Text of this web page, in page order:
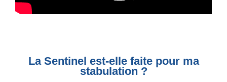
La Sentinel est-elle faite pour ma
stabulation ?